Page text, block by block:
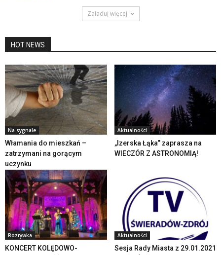
Załaduj więcej
HOT NEWS
Na sygnale
Włamania do mieszkań –
zatrzymani na gorącym
uczynku
Aktualności
„Izerska Łąka” zaprasza na
WIECZÓR Z ASTRONOMIĄ!
Rozrywka
KONCERT KOLĘDOWO-
Aktualności
Sesja Rady Miasta z 29.01.2021